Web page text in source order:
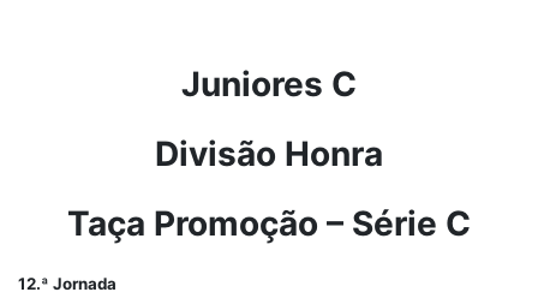
Juniores C
Divisão Honra
Taça Promoção – Série C
12.ª Jornada